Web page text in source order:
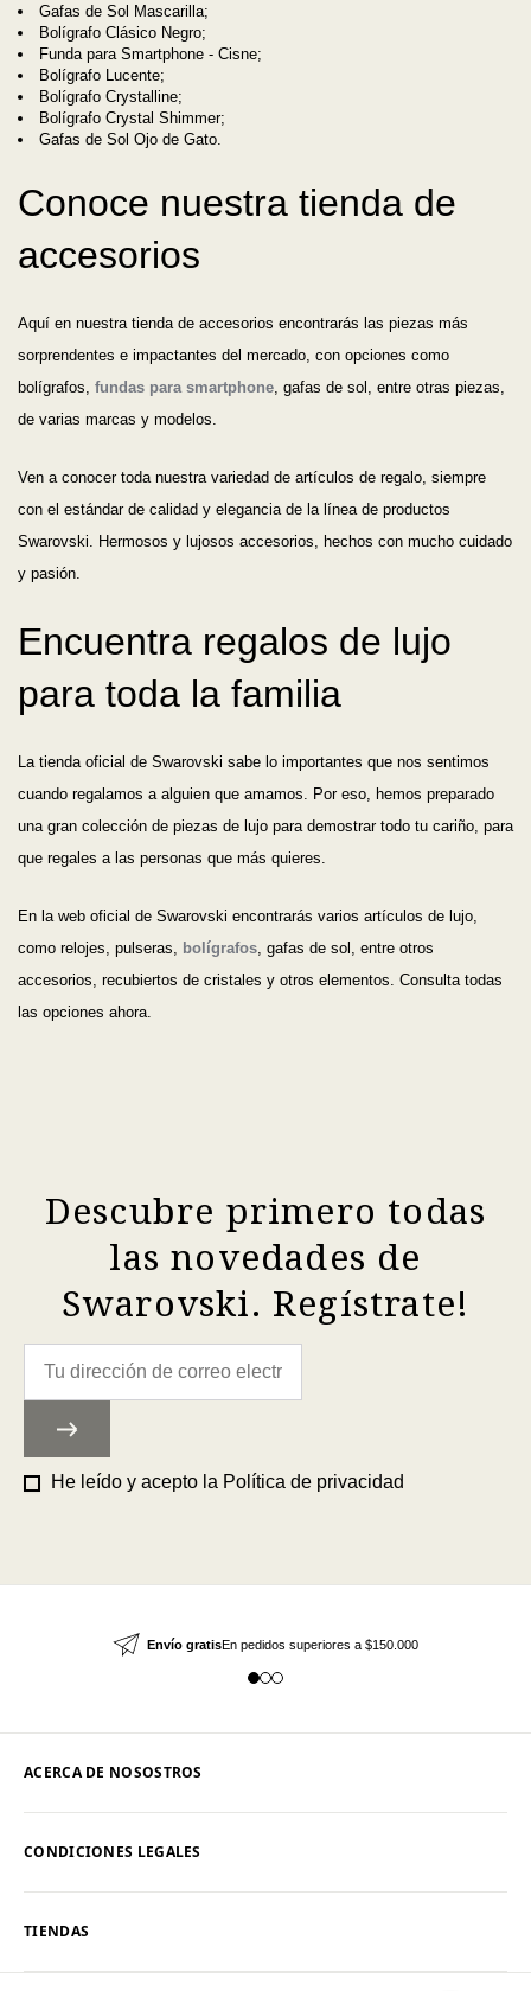
Gafas de Sol Mascarilla;
Bolígrafo Clásico Negro;
Funda para Smartphone - Cisne;
Bolígrafo Lucente;
Bolígrafo Crystalline;
Bolígrafo Crystal Shimmer;
Gafas de Sol Ojo de Gato.
Conoce nuestra tienda de
accesorios
Aquí en nuestra tienda de accesorios encontrarás las piezas más
sorprendentes e impactantes del mercado, con opciones como
bolígrafos, fundas para smartphone , gafas de sol, entre otras piezas,
de varias marcas y modelos.
Ven a conocer toda nuestra variedad de artículos de regalo, siempre
con el estándar de calidad y elegancia de la línea de productos
Swarovski. Hermosos y lujosos accesorios, hechos con mucho cuidado
y pasión.
Encuentra regalos de lujo
para toda la familia
La tienda oficial de Swarovski sabe lo importantes que nos sentimos
cuando regalamos a alguien que amamos. Por eso, hemos preparado
una gran colección de piezas de lujo para demostrar todo tu cariño, para
que regales a las personas que más quieres.
En la web oficial de Swarovski encontrarás varios artículos de lujo,
como relojes, pulseras,
bolígrafos , gafas de sol, entre otros
accesorios, recubiertos de cristales y otros elementos. Consulta todas
las opciones ahora.
Descubre primero todas
las novedades de
Swarovski. Regístrate!
He leído y acepto la Política de privacidad
Envío gratisEn pedidos superiores a $150.000
ACERCA DE NOSOSTROS
CONDICIONES LEGALES
TIENDAS